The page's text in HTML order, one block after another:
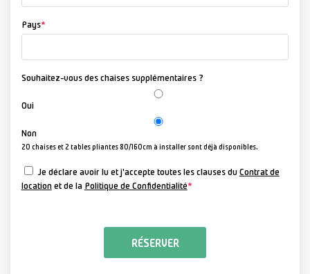
Pays*
Souhaitez-vous des chaises supplémentaires ?
Oui
Non
20 chaises et 2 tables pliantes 80/160cm à installer sont déjà disponibles.
Je déclare avoir lu et j'accepte toutes les clauses duContrat de
locationet de la Politique de Confidentialité*
RÉSERVER